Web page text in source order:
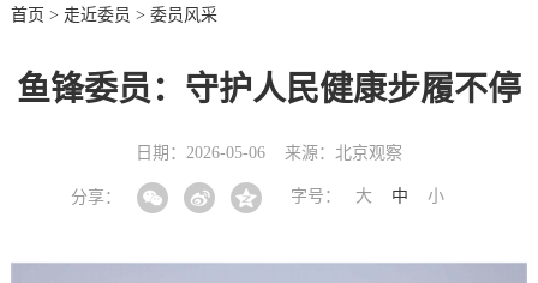
首页 > 走近委员 > 委员风采
鱼锋委员：守护人民健康步履不停
日期：2026-05-06 来源：北京观察
分享： 字号： 大 中 小